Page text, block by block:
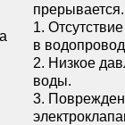
прерывается.
1.
в
2. Низкое
воды.
3.